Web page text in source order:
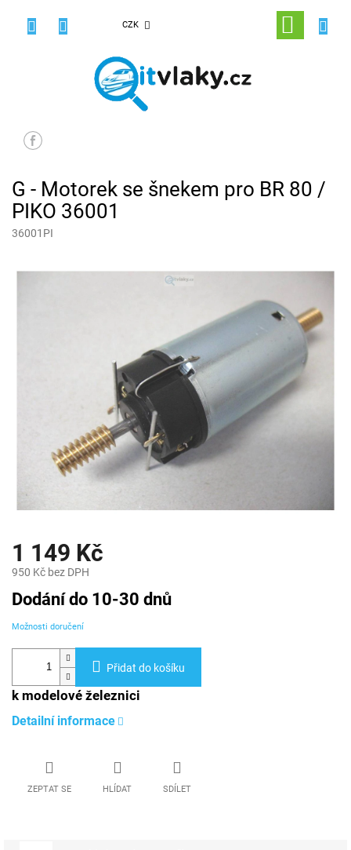
CZK
NÁKUPNÍ
KOŠÍK
G - Motorek se šnekem pro BR 80 /
PIKO 36001
36001PI
1 149 Kč
950 Kč bez DPH
Měrná
cena:
Dodání do 10-30 dnů
Možnosti doručení
Přidat do košíku
k modelové železnici
Detailní informace
ZEPTAT SE HLÍDAT SDÍLET